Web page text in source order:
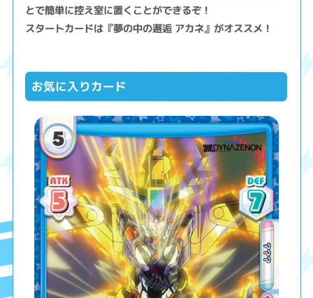
とで簡単に控え室に置くことができるぞ！
スタートカードは『夢の中の邂逅 アカネ』がオススメ！
お気に入りカード